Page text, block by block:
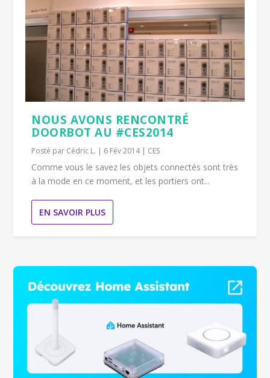
NOUS AVONS RENCONTRÉ
DOORBOT AU #CES2014
Posté par Cédric L. | 6 Fév 2014| CES
Comme vous le savez les objets connectés sont très
à la mode en ce moment, et les portiers ont...
EN SAVOIR PLUS